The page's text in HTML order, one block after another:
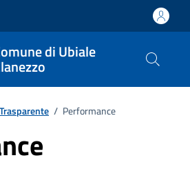
di Ubiale
/ Performance